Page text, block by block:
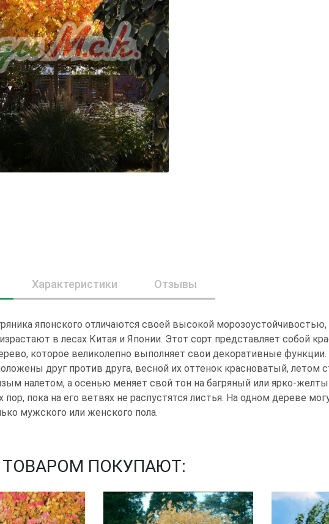
Характеристики Отзывы
японского отличаются своей высокой
в лесах Китая и Японии. Этот сорт представляет собой
которое великолепно выполняет свои декоративные функции.
друг против друга, весной их оттенок красноватый, летом
налетом, а осенью меняет свой тон на багряный или ярко-
пор, пока на его ветвях не распустятся листья. На одном дереве
мужского или женского пола.
ПОКУПАЮТ: